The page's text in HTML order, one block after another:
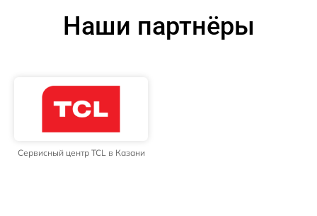
Наши партнёры
Сервисный центр TCL в Казани